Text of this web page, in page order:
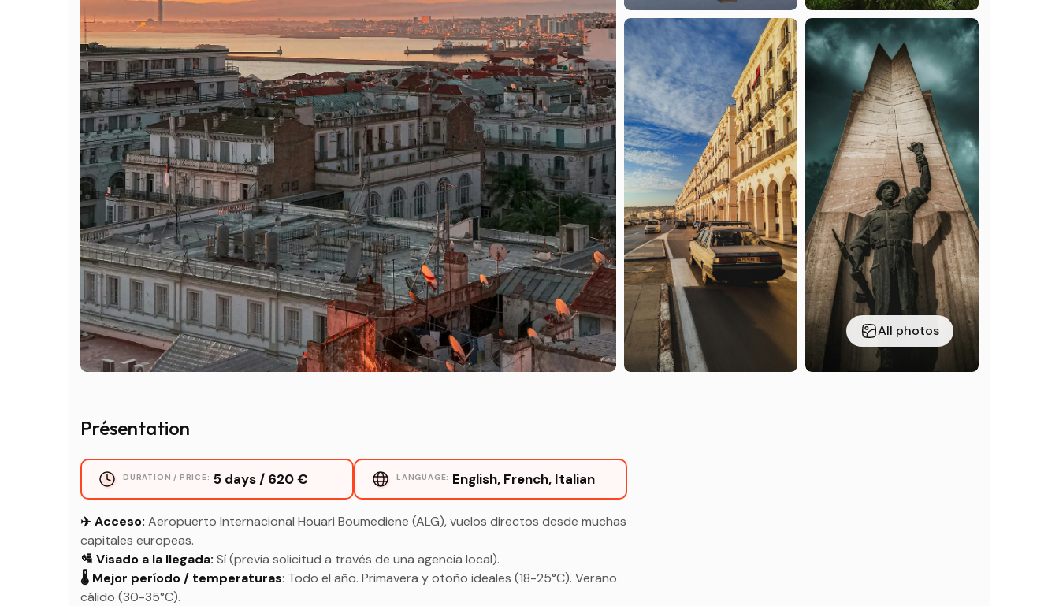
All photos
Présentation
DURATION / PRICE: 5 days / 620 € LANGUAGE: English, French, Italian
✈️ Acceso: Aeropuerto Internacional Houari Boumediene (ALG), vuelos directos desde muchas
capitales europeas.
🛂 Visado a la llegada: Sí (previa solicitud a través de una agencia local).
🌡️ Mejor período / temperaturas: Todo el año. Primavera y otoño ideales (18-25°C). Verano
cálido (30-35°C).